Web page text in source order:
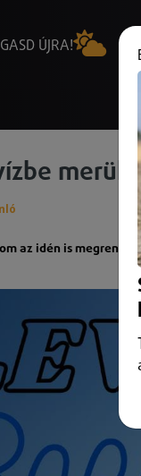
ÚJRA!
az idén is